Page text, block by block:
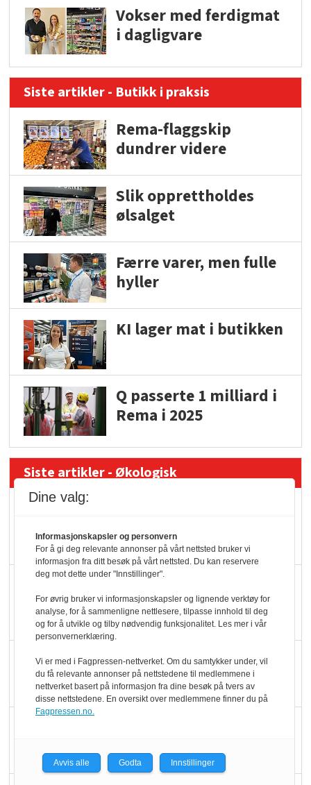
Vokser med ferdigmat
i dagligvare
Siste artikler - Butikk i praksis
Rema-flaggskip
dundrer videre
Slik opprettholdes
ølsalget
Færre varer, men fulle
hyller
KI lager mat i butikken
Q passerte 1 milliard i
Rema i 2025
Siste artikler - Økologisk
yoghurt: Trues av
melkemangel
Marit Kolby vant
Økologisk Norge sin
hederspris
Blir enklere å velge
økologisk i butikkhylla
med å få tak i nok melk
Dine valg:
Informasjonskapsler og personvern
For å gi deg relevante annonser på vårt nettsted bruker vi
informasjon fra ditt besøk på vårt nettsted. Du kan reservere
deg mot dette under "Innstillinger".
For øvrig bruker vi informasjonskapsler og lignende verktøy for
analyse, for å sammenligne nettlesere, tilpasse innhold til deg
og for å utvikle og tilby nødvendig funksjonalitet. Les mer i vår
personvernerklæring.
Vi er med i Fagpressen-nettverket. Om du samtykker under, vil
du få relevante annonser på nettstedene til medlemmene i
nettverket basert på informasjon fra dine besøk på tvers av
disse nettstedene. En oversikt over medlemmene finner du på
Fagpressen.no.
Avvis alle Godta Innstillinger